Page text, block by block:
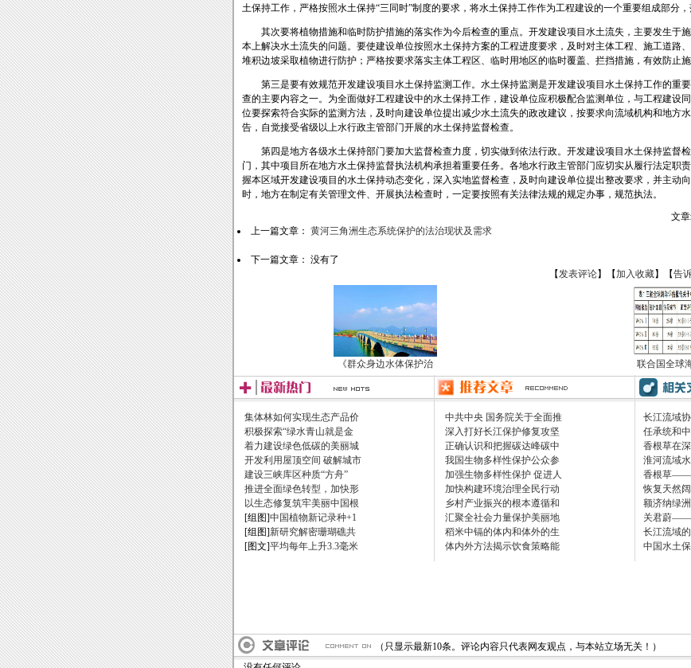
土保持工作，严格按照水土保持“三同时”制度的要求，将水土保持工作作为工程建设的一个重要组成部分，
其次要将植物措施和临时防护措施的落实作为今后检查的重点。开发建设项目水土流失，主要发生于
本上解决水土流失的问题。要使建设单位按照水土保持方案的工程进度要求，及时对主体工程、施工道路
堆积边坡采取植物进行防护；严格按要求落实主体工程区、临时用地区的临时覆盖、拦挡措施，有效防止施
第三是要有效规范开发建设项目水土保持监测工作。水土保持监测是开发建设项目水土保持工作的重
查的主要内容之一。为全面做好工程建设中的水土保持工作，建设单位应积极配合监测单位，与工程建设
位要探索符合实际的监测方法，及时向建设单位提出减少水土流失的政改建议，按要求向流域机构和地方
告，自觉接受省级以上水行政主管部门开展的水土保持监督检查。
第四是地方各级水土保持部门要加大监督检查力度，切实做到依法行政。开发建设项目水土保持监督
门，其中项目所在地方水土保持监督执法机构承担着重要任务。各地水行政主管部门应切实从履行法定职
握本区域开发建设项目的水土保持动态变化，深入实地监督检查，及时向建设单位提出整改要求，并主动
时，地方在制定有关管理文件、开展执法检查时，一定要按照有关法律法规的规定办事，规范执法。
文
上一篇文章： 黄河三角洲生态系统保护的法治现状及需求
下一篇文章： 没有了
【发表评论】【加入收藏】【告
《群众身边水体保护治 联合国全球
集体林如何实现生态产品价
积极探索“绿水青山就是金
着力建设绿色低碳的美丽城
开发利用屋顶空间 破解城市
建设三峡库区种质“方舟”
推进全面绿色转型，加快形
以生态修复筑牢美丽中国根
[组图]中国植物新记录种+1
[组图]新研究解密珊瑚礁共
[图文]平均每年上升3.3毫米
中共中央 国务院关于全面推
深入打好长江保护修复攻坚
正确认识和把握碳达峰碳中
我国生物多样性保护公众参
加强生物多样性保护 促进人
加快构建环境治理全民行动
乡村产业振兴的根本遵循和
汇聚全社会力量保护美丽地
稻米中镉的体内和体外的生
体内外方法揭示饮食策略能
长江流域
任承统和
香根草在
淮河流域
香根草——
恢复天然
额济纳绿
关君蔚——
长江流域
中国水土
（只显示最新10条。评论内容只代表网友观点，与本站立场无关！）